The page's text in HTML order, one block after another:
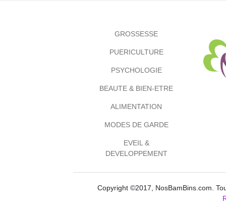
GROSSESSE
PUERICULTURE
PSYCHOLOGIE
BEAUTE & BIEN-ETRE
ALIMENTATION
MODES DE GARDE
EVEIL &
DEVELOPPEMENT
Copyright ©2017, NosBamBins.com.